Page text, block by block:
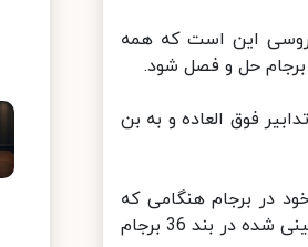
این است که همه
حل و فصل شود.
فوق العاده و به بن
در برجام هنگامی که
آنها در ماه ژانویه بدون موفقیت تلاش کردند مکانیسم حل اختلافات پیش بینی شده در بند 36 برجام